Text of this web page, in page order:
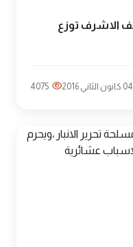
الاشرف توزع
4075